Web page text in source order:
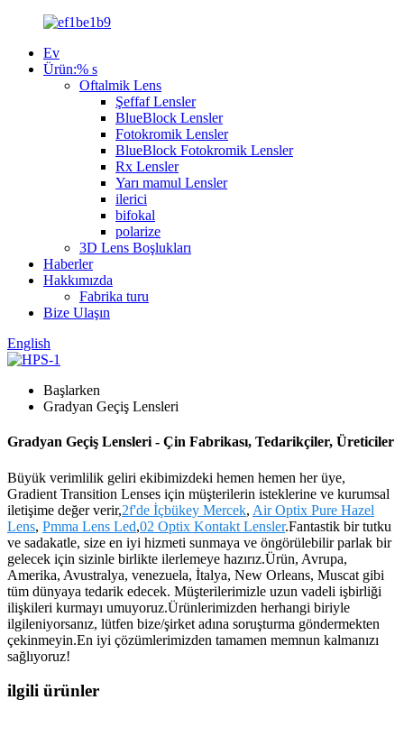
Ev
Ürün:% s
Oftalmik Lens
Şeffaf Lensler
BlueBlock Lensler
Fotokromik Lensler
BlueBlock Fotokromik Lensler
Rx Lensler
Yarı mamul Lensler
ilerici
bifokal
polarize
3D Lens Boşlukları
Haberler
Hakkımızda
Fabrika turu
Bize Ulaşın
English
Başlarken
Gradyan Geçiş Lensleri
Gradyan Geçiş Lensleri - Çin Fabrikası, Tedarikçiler, Üreticiler
Büyük verimlilik geliri ekibimizdeki hemen hemen her üye,
Gradient Transition Lenses için müşterilerin isteklerine ve kurumsal
iletişime değer verir,2f'de İçbükey Mercek, Air Optix Pure Hazel
Lens, Pmma Lens Led,02 Optix Kontakt Lensler.Fantastik bir tutku
ve sadakatle, size en iyi hizmeti sunmaya ve öngörülebilir parlak bir
gelecek için sizinle birlikte ilerlemeye hazırız.Ürün, Avrupa,
Amerika, Avustralya, venezuela, İtalya, New Orleans, Muscat gibi
tüm dünyaya tedarik edecek. Müşterilerimizle uzun vadeli işbirliği
ilişkileri kurmayı umuyoruz.Ürünlerimizden herhangi biriyle
ilgileniyorsanız, lütfen bize/şirket adına soruşturma göndermekten
çekinmeyin.En iyi çözümlerimizden tamamen memnun kalmanızı
sağlıyoruz!
ilgili ürünler